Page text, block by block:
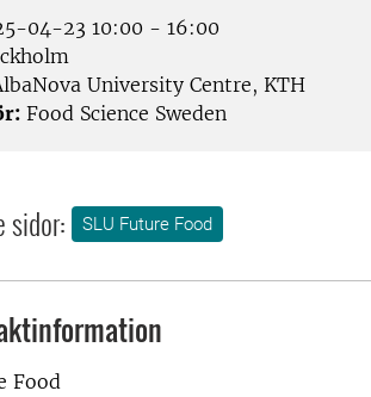
04-23 10:00 - 16:00
University Centre, KTH
Food Science Sweden
sidor: SLU Future Food
Food